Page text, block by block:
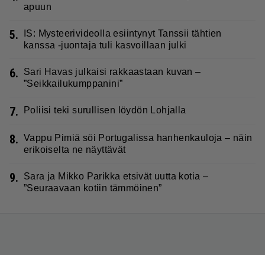
apuun
5.
IS: Mysteerivideolla esiintynyt Tanssii tähtien
kanssa -juontaja tuli kasvoillaan julki
6.
Sari Havas julkaisi rakkaastaan kuvan –
”Seikkailukumppanini”
7. Poliisi teki surullisen löydön Lohjalla
8. Vappu Pimiä söi Portugalissa hanhenkauloja – näin
erikoiselta ne näyttävät
9.
Sara ja Mikko Parikka etsivät uutta kotia –
”Seuraavaan kotiin tämmöinen”